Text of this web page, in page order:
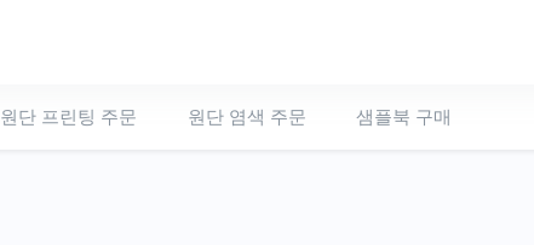
원단 프린팅 주문 원단 염색 주문 샘플북 구매